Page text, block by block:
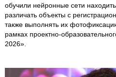
обучили нейронные сети
различать объекты с
также выполнять их
рамках проектно-
2026».